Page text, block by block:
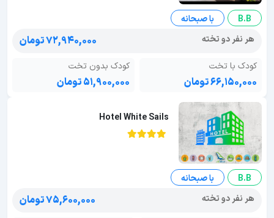
B.B
با صبحانه
هر نفر دو تخته
۷۲,۹۴۰,۰۰۰ تومان
کودک با تخت
۶۶,۱۵۰,۰۰۰ تومان
کودک بدون تخت
۵۱,۹۰۰,۰۰۰ تومان
Hotel White Sails
B.B
با صبحانه
هر نفر دو تخته
۷۵,۶۰۰,۰۰۰ تومان